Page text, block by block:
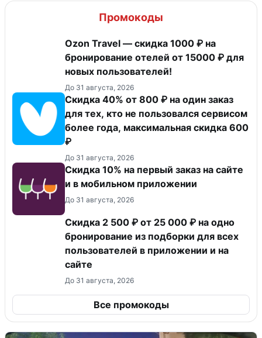
Промокоды
Ozon Travel — скидка 1000 ₽ на
бронирование отелей от 15000 ₽ для
новых пользователей!
До 31 августа, 2026
Скидка 40% от 800 ₽ на один заказ
для тех, кто не пользовался сервисом
более года, максимальная скидка 600
₽
До 31 августа, 2026
Скидка 10% на первый заказ на сайте
и в мобильном приложении
До 31 августа, 2026
Скидка 2 500 ₽ от 25 000 ₽ на одно
бронирование из подборки для всех
пользователей в приложении и на
сайте
До 31 августа, 2026
Все промокоды